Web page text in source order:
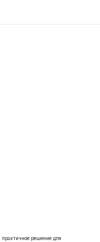
практичное решение для